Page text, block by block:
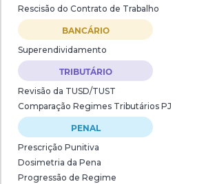
Rescisão do Contrato de Trabalho
BANCÁRIO
Superendividamento
TRIBUTÁRIO
Revisão da TUSD/TUST
Comparação Regimes Tributários PJ
PENAL
Prescrição Punitiva
Dosimetria da Pena
Progressão de Regime